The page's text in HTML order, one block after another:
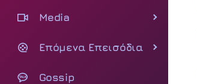
Media
Επόμενα Επεισόδια
Gossip